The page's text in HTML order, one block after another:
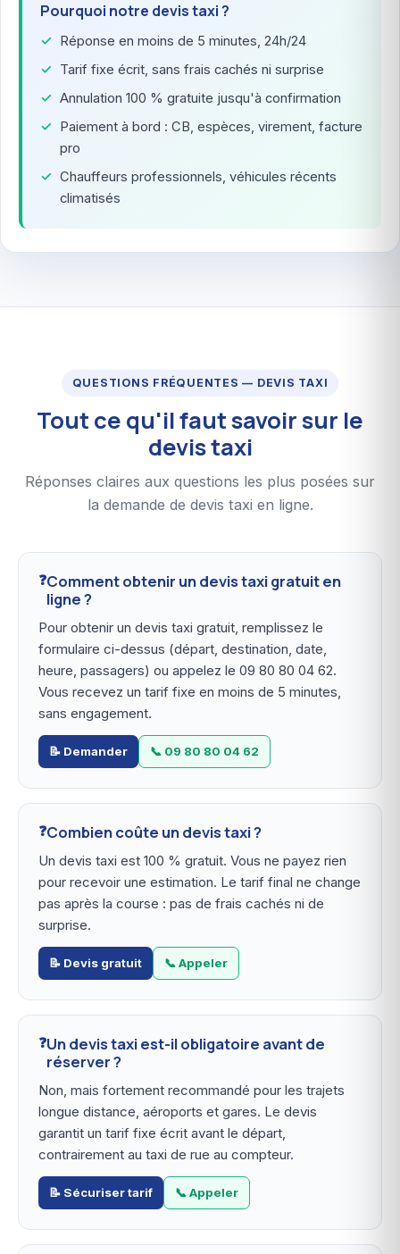
Pourquoi notre devis taxi ?
Réponse en moins de 5 minutes, 24h/24
Tarif fixe écrit, sans frais cachés ni surprise
Annulation 100 % gratuite jusqu'à confirmation
Paiement à bord : CB, espèces, virement, facture
pro
Chauffeurs professionnels, véhicules récents
climatisés
QUESTIONS FRÉQUENTES — DEVIS TAXI
Tout ce qu'il faut savoir sur le
devis taxi
Réponses claires aux questions les plus posées sur
la demande de devis taxi en ligne.
Comment obtenir un devis taxi gratuit en
ligne ?
Pour obtenir un devis taxi gratuit, remplissez le
formulaire ci-dessus (départ, destination, date,
heure, passagers) ou appelez le 09 80 80 04 62.
Vous recevez un tarif fixe en moins de 5 minutes,
sans engagement.
📝 Demander 📞 09 80 80 04 62
Combien coûte un devis taxi ?
Un devis taxi est 100 % gratuit. Vous ne payez rien
pour recevoir une estimation. Le tarif final ne change
pas après la course : pas de frais cachés ni de
surprise.
📝 Devis gratuit 📞 Appeler
Un devis taxi est-il obligatoire avant de
réserver ?
Non, mais fortement recommandé pour les trajets
longue distance, aéroports et gares. Le devis
garantit un tarif fixe écrit avant le départ,
contrairement au taxi de rue au compteur.
📝 Sécuriser tarif 📞 Appeler